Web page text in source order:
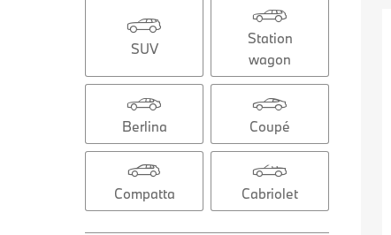
SUV
Station
wagon
Berlina Coupé
Compatta Cabriolet